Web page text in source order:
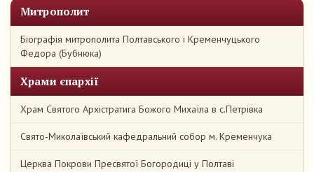
Митрополит
Біографія митрополита Полтавського і Кременчуцького
Федора (Бубнюка)
Храми єпархії
Храм Святого Архістратига Божого Михаїла в с.Петрівка
Свято-Миколаївський кафедральний собор м. Кременчука
Церква Покрови Пресвятої Богородиці у Полтаві